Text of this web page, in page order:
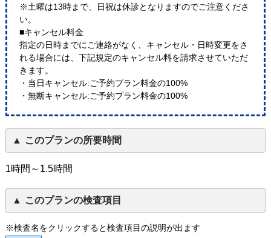
※土曜は13時まで、日祝は休診となりますのでご注意くださ
い。
■キャンセル料金
指定の日時までにご連絡がなく、キャンセル・日時変更をさ
れる場合には、下記規定のキャンセル料を請求させていただ
きます。
・当日キャンセル:ご予約プラン料金の100%
・無断キャンセル:ご予約プラン料金の100%
このプランの所要時間
1時間～1.5時間
このプランの検査項目
※検査名をクリックすると検査項目の説明が出ます